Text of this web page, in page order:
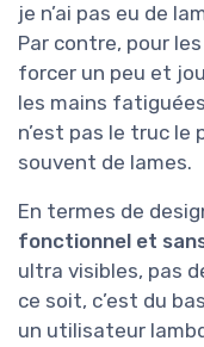
je n’ai pas eu de
Par contre, pour
forcer un peu et
les mains
n’est pas le truc le
souvent de lames.
En termes de
fonctionnel et
ultra visibles, pas
ce soit, c’est du
un utilisateur